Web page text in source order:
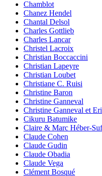
Chamblot
Chanez Hendel
Chantal Delsol
Charles Gottlieb
Charles Lancar
Christel Lacroix
Christian Boccaccini
Christian Lapeyre
Christian Loubet
Christiane C. Ruisi
Christine Baron
Christine Ganneval
Christine Ganneval et
Cikuru Batumike
Claire & Marc Héber-
Claude Cohen
Claude Gudin
Claude Obadia
Claude Vega
Clément Bosqué